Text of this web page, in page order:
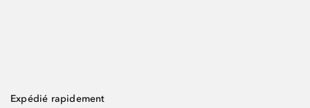
Expédié rapidement